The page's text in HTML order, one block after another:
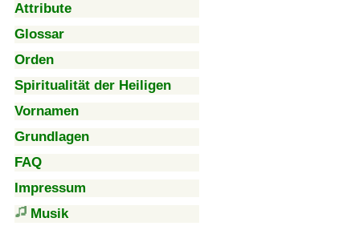
Attribute
Glossar
Orden
Spiritualität der Heiligen
Vornamen
Grundlagen
FAQ
Impressum
Musik